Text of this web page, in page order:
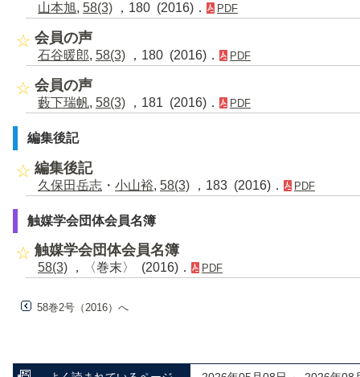
山本旭, 58(3) ，180 (2016)． PDF
会員の声
石谷暖郎, 58(3) ，180 (2016)． PDF
会員の声
藪下瑞帆, 58(3) ，181 (2016)． PDF
編集後記
編集後記
久保田岳志 ・ 小山裕, 58(3) ，183 (2016)． PDF
触媒学会団体会員名簿
触媒学会団体会員名簿
58(3) ，〈巻末〉 (2016)． PDF
58巻2号（2016）へ